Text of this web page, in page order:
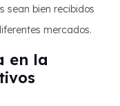
sean bien recibidos
mercados.
en la